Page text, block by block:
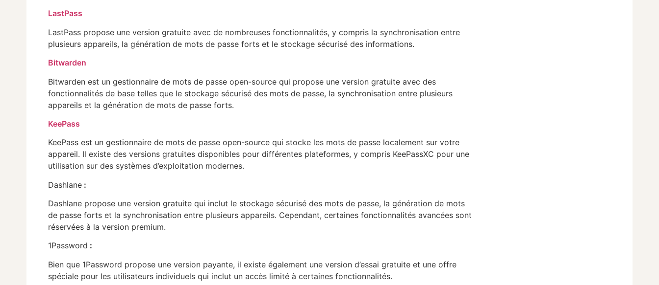
LastPass
LastPass propose une version gratuite avec de nombreuses fonctionnalités, y compris la synchronisation entre
plusieurs appareils, la génération de mots de passe forts et le stockage sécurisé des informations.
Bitwarden
Bitwarden est un gestionnaire de mots de passe open-source qui propose une version gratuite avec des
fonctionnalités de base telles que le stockage sécurisé des mots de passe, la synchronisation entre plusieurs
appareils et la génération de mots de passe forts.
KeePass
KeePass est un gestionnaire de mots de passe open-source qui stocke les mots de passe localement sur votre
appareil. Il existe des versions gratuites disponibles pour différentes plateformes, y compris KeePassXC pour une
utilisation sur des systèmes d’exploitation modernes.
Dashlane :
Dashlane propose une version gratuite qui inclut le stockage sécurisé des mots de passe, la génération de mots
de passe forts et la synchronisation entre plusieurs appareils. Cependant, certaines fonctionnalités avancées sont
réservées à la version premium.
1Password :
Bien que 1Password propose une version payante, il existe également une version d’essai gratuite et une offre
spéciale pour les utilisateurs individuels qui inclut un accès limité à certaines fonctionnalités.